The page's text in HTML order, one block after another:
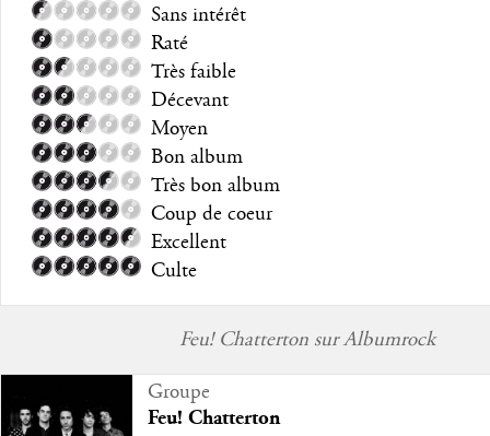
Sans intérêt
Raté
Très faible
Décevant
Moyen
Bon album
Très bon album
Coup de coeur
Excellent
Culte
Feu! Chatterton sur Albumrock
Groupe
Feu! Chatterton